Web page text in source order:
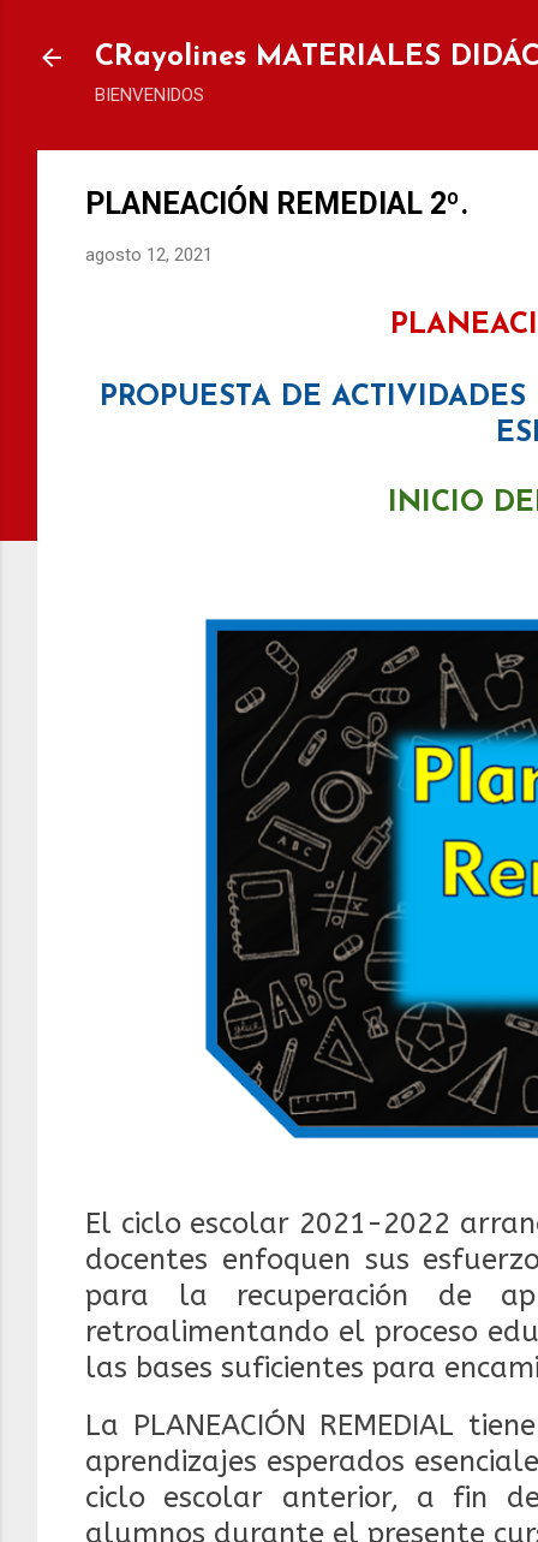
CRayolines MATERIALES
BIENVENIDOS
PLANEACIÓN REMEDIAL 2º.
agosto 12, 2021
PROPUESTA DE
INICIO
El ciclo escolar 2021-2022
docentes enfoquen sus
para la recuperación de
retroalimentando el proceso
las bases suficientes para
La PLANEACIÓN REMEDIAL
aprendizajes esperados
ciclo escolar anterior, a fin
alumnos durante el presente